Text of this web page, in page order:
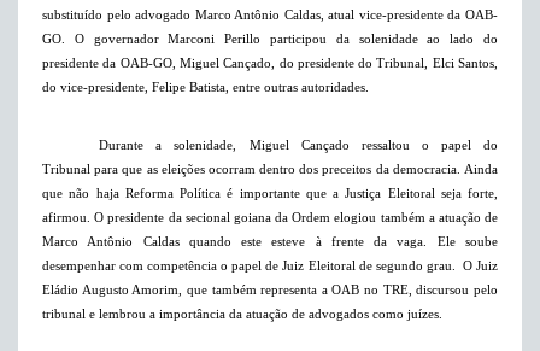
substituído pelo advogado Marco Antônio Caldas, atual vice-presidente da OAB-
GO. O governador Marconi Perillo participou da solenidade ao lado do
presidente da OAB-GO, Miguel Cançado, do presidente do Tribunal, Elci Santos,
do vice-presidente, Felipe Batista, entre outras autoridades.
Durante a solenidade, Miguel Cançado ressaltou o papel do
Tribunal para que as eleições ocorram dentro dos preceitos da democracia. Ainda
que não haja Reforma Política é importante que a Justiça Eleitoral seja forte,
afirmou. O presidente da secional goiana da Ordem elogiou também a atuação de
Marco Antônio Caldas quando este esteve à frente da vaga. Ele soube
desempenhar com competência o papel de Juiz Eleitoral de segundo grau.
O Juiz
Eládio Augusto Amorim, que também representa a OAB no TRE, discursou pelo
tribunal e lembrou a importância da atuação de advogados como juízes.